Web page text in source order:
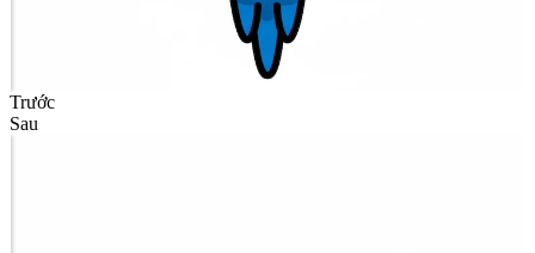
Trước
Sau